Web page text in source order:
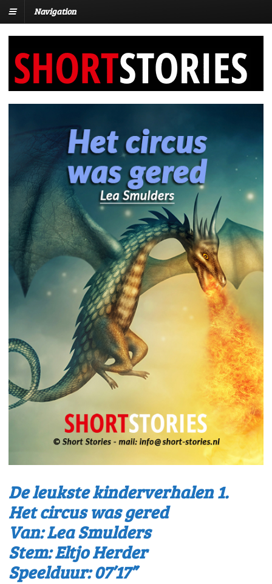
Navigation
De leukste kinderverhalen 1.
Het circus was gered
Van: Lea Smulders
Stem: Eltjo Herder
Speelduur: 07’17”